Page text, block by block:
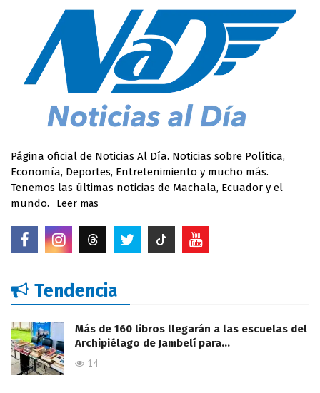
Página oficial de Noticias Al Día. Noticias sobre Política,
Economía, Deportes, Entretenimiento y mucho más.
Tenemos las últimas noticias de Machala, Ecuador y el
mundo.
Leer mas
Tendencia
Más de 160 libros llegarán a las escuelas del
Archipiélago de Jambelí para…
14